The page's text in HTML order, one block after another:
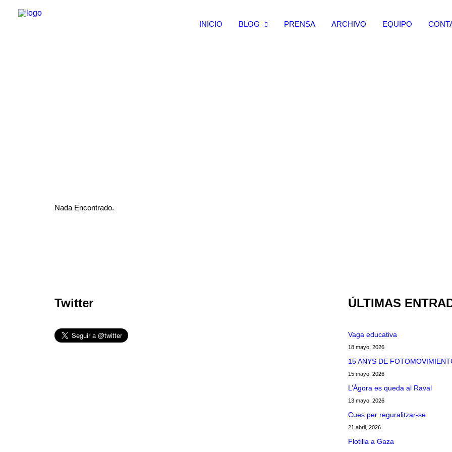
INICIO BLOG PRENSA ARCHIVO EQUIPO
Nada Encontrado.
Twitter ÚLTIMAS
Vaga educativa
18 mayo, 2026
15 ANYS DE
15 mayo, 2026
L’Àgora es queda al Raval
13 mayo, 2026
Cues per reguralitzar-se
21 abril, 2026
Flotilla a Gaza